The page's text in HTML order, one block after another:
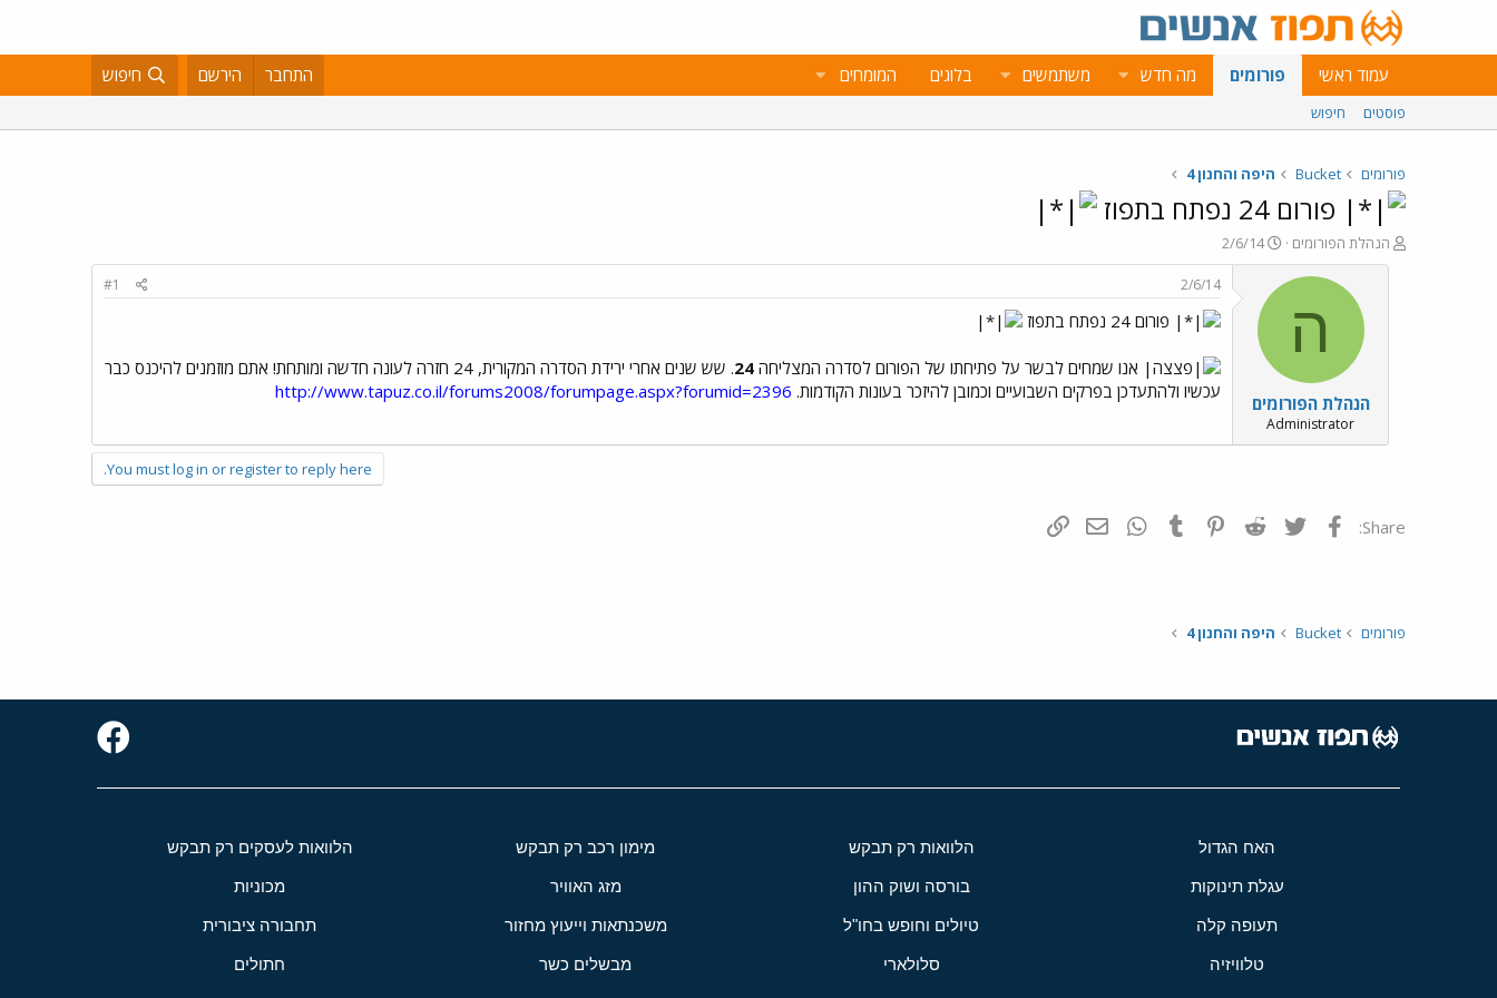
עמוד ראשי פורומים מה חדש משתמשים בלוגים המומחים התחבר הירשם חיפוש
פוסטים חיפוש
פורומים Bucket היפה והחנון 4
פורום 24 נפתח בתפוז
פ
ו
הנהלת הפורומים
פ
ו
ס
ם
ב
ת
ר
ך
2/6/14
ה
הנהלת הפורומים
Administrator
2/6/14
#1
פורום 24 נפתח בתפוז
אנו שמחים לבשר על פתיחתו של הפורום לסדרה המצליחה 24
. שש שנים אחרי ירידת הסדרה המקורית, 24 חזרה לעונה חדשה ומותחת! אתם מוזמנים להיכנס כבר
עכשיו ולהתעדכן בפרקים השבועיים וכמובן להיזכר בעונות הקודמות. http://www.tapuz.co.il/forums2008/forumpage.aspx?forumid=2396
You must log in or register to reply here.
Share: פייסבוק Twitter
Reddit
Pinterest
Tumblr
WhatsAppדואר אלקטרוני
פורומים Bucket היפה והחנון 4
האח הגדול הלוואות רק תבקש מימון רכב רק תבקש הלוואות לעסקים רק תבקש
עגלת תינוקות בורסה ושוק ההון מזג האוויר מכוניות
תעופה קלה טיולים וחופש בחו"ל משכנתאות וייעוץ מחזור תחבורה ציבורית
טלוויזיה סלולארי מבשלים כשר חתולים